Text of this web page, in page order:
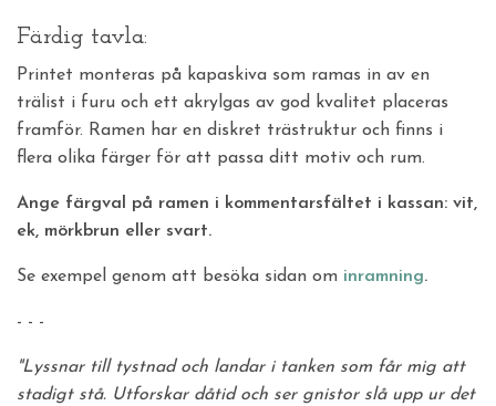
Färdig tavla:
Printet monteras på kapaskiva som ramas in av en
trälist i furu och ett akrylgas av god kvalitet placeras
framför. Ramen har en diskret trästruktur och finns i
flera olika färger för att passa ditt motiv och rum.
Ange färgval på ramen i kommentarsfältet i kassan: vit,
ek, mörkbrun eller svart.
Se exempel genom att besöka sidan om inramning.
- - -
"Lyssnar till tystnad och landar i tanken som får mig att
stadigt stå. Utforskar dåtid och ser gnistor slå upp ur det